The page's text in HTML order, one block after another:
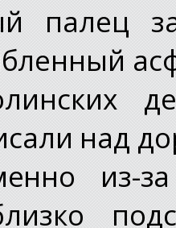
палец
над
из-